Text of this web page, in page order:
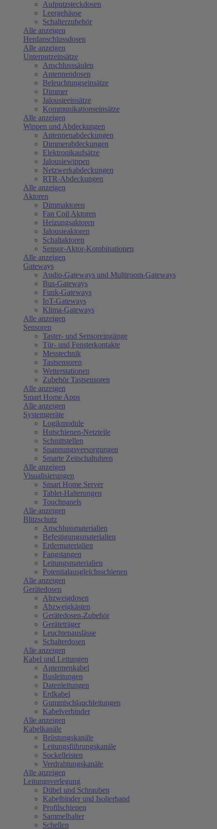
Aufputzsteckdosen
Leergehäuse
Schalterzubehör
Alle anzeigen
Herdanschlussdosen
Alle anzeigen
Unterputzeinsätze
Anschlusssäulen
Antennendosen
Beleuchtungseinsätze
Dimmer
Jalousieeinsätze
Kommunikationseinsätze
Alle anzeigen
Wippen und Abdeckungen
Antennenabdeckungen
Dimmerabdeckungen
Elektronikaufsätze
Jalousiewippen
Netzwerkabdeckungen
RTR-Abdeckungen
Alle anzeigen
Aktoren
Dimmaktoren
Fan Coil Aktoren
Heizungsaktoren
Jalousieaktoren
Schaltaktoren
Sensor-Aktor-Kombinationen
Alle anzeigen
Gateways
Audio-Gateways und Multiroom-Gateways
Bus-Gateways
Funk-Gateways
IoT-Gateways
Klima-Gateways
Alle anzeigen
Sensoren
Taster- und Sensoreingänge
Tür- und Fensterkontakte
Messtechnik
Tastsensoren
Wetterstationen
Zubehör Tastsensoren
Alle anzeigen
Smart Home Apps
Alle anzeigen
Systemgeräte
Logikmodule
Hutschienen-Netzteile
Schnittstellen
Spannungsversorgungen
Smarte Zeitschaltuhren
Alle anzeigen
Visualisierungen
Smart Home Server
Tablet-Halterungen
Touchpanels
Alle anzeigen
Blitzschutz
Anschlussmaterialien
Befestigungsmaterialien
Erdermaterialien
Fangstangen
Leitungsmaterialien
Potentialausgleichsschienen
Alle anzeigen
Gerätedosen
Abzweigdosen
Abzweigkästen
Gerätedosen-Zubehör
Geräteträger
Leuchtenauslässe
Schalterdosen
Alle anzeigen
Kabel und Leitungen
Antennenkabel
Busleitungen
Datenleitungen
Erdkabel
Gummischlauchleitungen
Kabelverbinder
Alle anzeigen
Kabelkanäle
Brüstungskanäle
Leitungsführungskanäle
Sockelleisten
Verdrahtungskanäle
Alle anzeigen
Leitungsverlegung
Dübel und Schrauben
Kabelbinder und Isolierband
Profilschienen
Sammelhalter
Schellen